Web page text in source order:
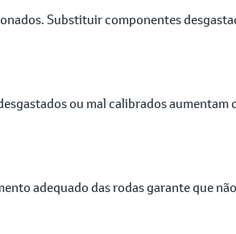
Substituir componentes
ou mal calibrados aumentam
adequado das rodas garante que